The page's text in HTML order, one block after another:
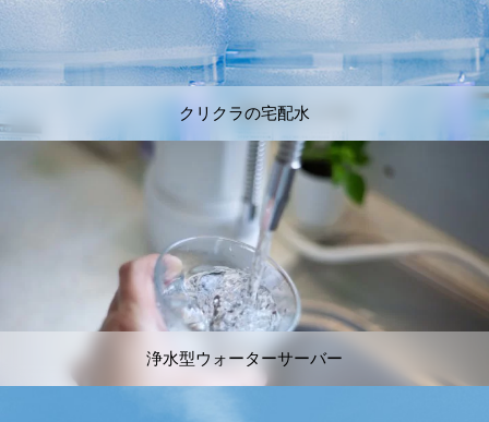
クリクラの宅配水
浄水型ウォーターサーバー